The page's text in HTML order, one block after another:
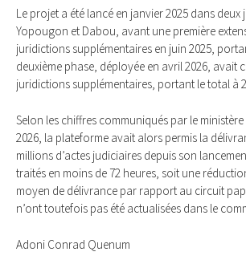
Le projet a été lancé en janvier 2025 dans
Yopougon et Dabou, avant une première
juridictions supplémentaires en juin 2025,
deuxième phase, déployée en avril 2026, avait
juridictions supplémentaires, portant le total à
Selon les chiffres communiqués par le
2026, la plateforme avait alors permis la
millions d’actes judiciaires depuis son
traités en moins de 72 heures, soit une
moyen de délivrance par rapport au circuit
n’ont toutefois pas été actualisées dans le
Adoni Conrad Quenum